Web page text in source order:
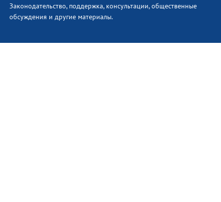
Законодательство, поддержка, консультации, общественные
обсуждения и другие материалы.